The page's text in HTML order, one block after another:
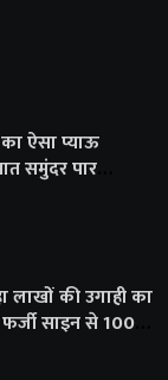
ऐसा प्याऊ
समुंदर पार
लाखों की उगाही का
साइन से 100